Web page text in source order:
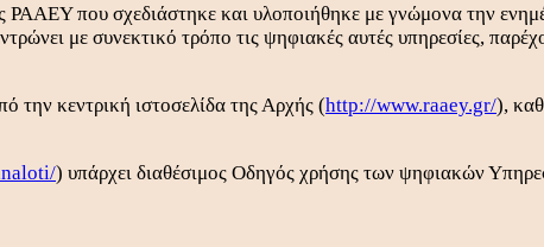
που σχεδιάστηκε και υλοποιήθηκε με γνώμονα την
με συνεκτικό τρόπο τις ψηφιακές αυτές υπηρεσίες,
την κεντρική ιστοσελίδα της Αρχής (http://www.raaey.gr/),
) υπάρχει διαθέσιμος Οδηγός χρήσης των ψηφιακών